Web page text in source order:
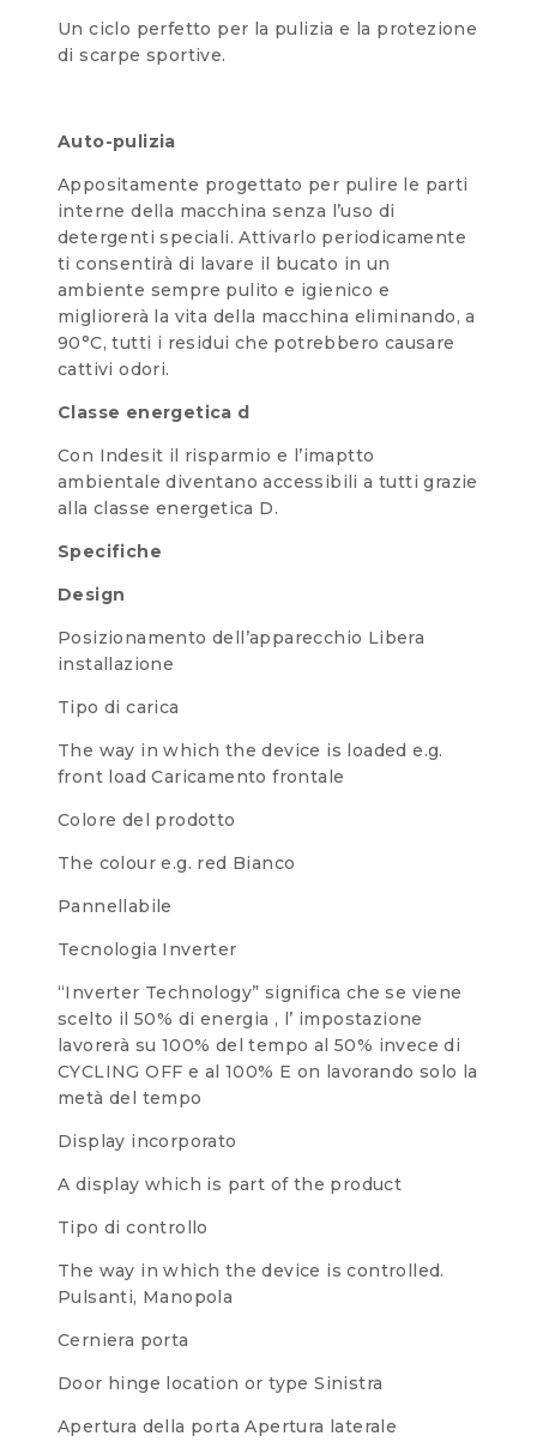
Un ciclo perfetto per la pulizia e la protezione
di scarpe sportive.
Auto-pulizia
Appositamente progettato per pulire le parti
interne della macchina senza l’uso di
detergenti speciali. Attivarlo periodicamente
ti consentirà di lavare il bucato in un
ambiente sempre pulito e igienico e
migliorerà la vita della macchina eliminando, a
90°C, tutti i residui che potrebbero causare
cattivi odori.
Classe energetica d
Con Indesit il risparmio e l’imaptto
ambientale diventano accessibili a tutti grazie
alla classe energetica D.
Specifiche
Design
Posizionamento dell’apparecchio Libera
installazione
Tipo di carica
The way in which the device is loaded e.g.
front load Caricamento frontale
Colore del prodotto
The colour e.g. red Bianco
Pannellabile
Tecnologia Inverter
“Inverter Technology” significa che se viene
scelto il 50% di energia , l’ impostazione
lavorerà su 100% del tempo al 50% invece di
CYCLING OFF e al 100% E on lavorando solo la
metà del tempo
Display incorporato
A display which is part of the product
Tipo di controllo
The way in which the device is controlled.
Pulsanti, Manopola
Cerniera porta
Door hinge location or type Sinistra
Apertura della porta Apertura laterale